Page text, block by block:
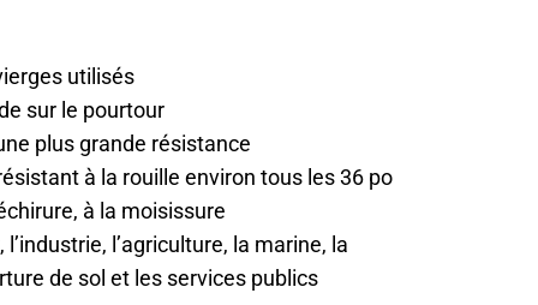
utilisés
sur le pourtour
plus grande résistance
à la rouille environ tous les 36 po
à la moisissure
l’agriculture, la marine, la
de sol et les services publics